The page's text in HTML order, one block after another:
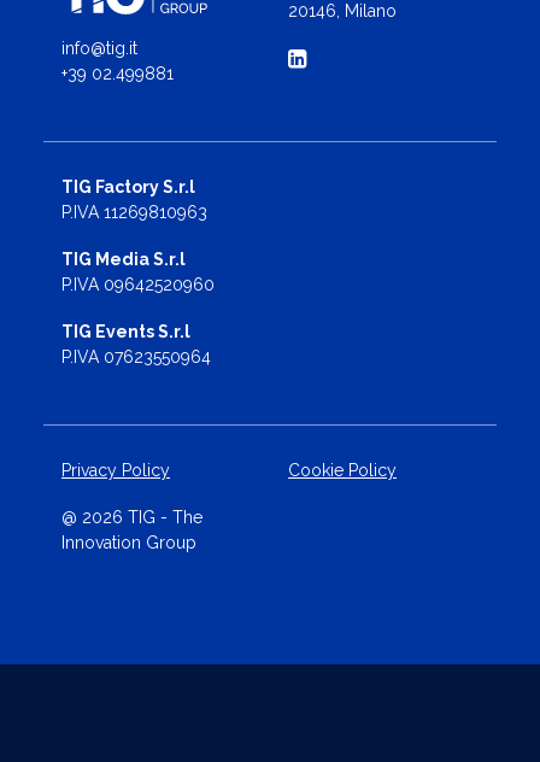
info@tig.it
+39 02.499881
20146, Milano
TIG Factory S.r.l
P.IVA 11269810963
TIG Media S.r.l
P.IVA 09642520960
TIG Events S.r.l
P.IVA 07623550964
Privacy Policy Cookie Policy
@ 2026 TIG - The
Innovation Group